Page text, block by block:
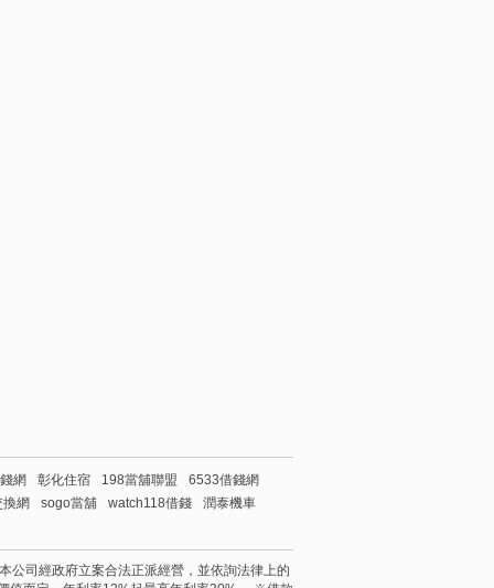
網 彰化住宿 198當舖聯盟
6533借錢網
網
sogo當舖 watch118借錢 潤泰機車
公司經政府立案合法正派經營，並依詢法律上的